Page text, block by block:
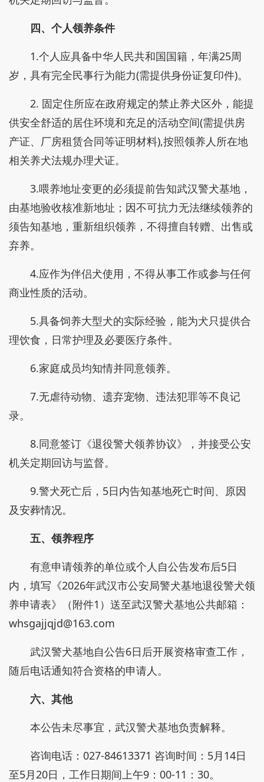
四、个人领养条件
1.个人应具备中华人民共和国国籍，年满25周
岁，具有完全民事行为能力(需提供身份证复印件)。
2. 固定住所应在政府规定的禁止养犬区外，能提
供安全舒适的居住环境和充足的活动空间(需提供房
产证、厂房租赁合同等证明材料),按照领养人所在地
相关养犬法规办理犬证。
3.喂养地址变更的必须提前告知武汉警犬基地，
由基地验收核准新地址；因不可抗力无法继续领养的
须告知基地，重新组织领养，不得擅自转赠、出售或
弃养。
4.应作为伴侣犬使用，不得从事工作或参与任何
商业性质的活动。
5.具备饲养大型犬的实际经验，能为犬只提供合
理饮食，日常护理及必要医疗条件。
6.家庭成员均知情并同意领养。
7.无虐待动物、遗弃宠物、违法犯罪等不良记
录。
8.同意签订《退役警犬领养协议》，并接受公安
机关定期回访与监督。
9.警犬死亡后，5日内告知基地死亡时间、原因
及安葬情况。
五、领养程序
有意申请领养的单位或个人自公告发布后5日
内，填写《2026年武汉市公安局警犬基地退役警犬领
养申请表》（附件1）送至武汉警犬基地公共邮箱：
whsgajjqjd@163.com
武汉警犬基地自公告6日后开展资格审查工作，
随后电话通知符合资格的申请人。
六、其他
本公告未尽事宜，武汉警犬基地负责解释。
咨询电话：027-84613371 咨询时间：5月14日
至5月20日，工作日期间上午9：00-11：30。